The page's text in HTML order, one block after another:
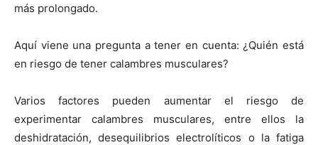
más prolongado.
Aquí viene una pregunta a tener en cuenta: ¿Quién está
en riesgo de tener calambres musculares?
Varios factores pueden aumentar el riesgo de
experimentar calambres musculares, entre ellos la
deshidratación, desequilibrios electrolíticos o la fatiga